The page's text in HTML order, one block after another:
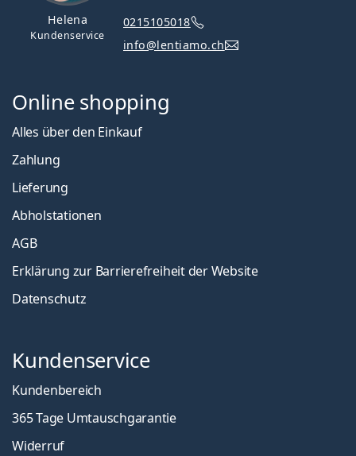
Helena
Kundenservice
0215105018
info@lentiamo.ch
Online shopping
Alles über den Einkauf
Zahlung
Lieferung
Abholstationen
AGB
Erklärung zur Barrierefreiheit der Website
Datenschutz
Kundenservice
Kundenbereich
365 Tage Umtauschgarantie
Widerruf